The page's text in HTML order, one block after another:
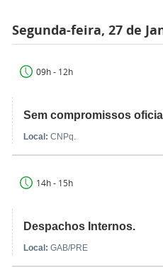
Segunda-feira, 27 de
09h - 12h
Sem compromissos
Local: CNPq.
14h - 15h
Despachos Internos.
Local: GAB/PRE